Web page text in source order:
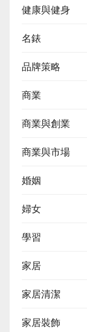
健康與健身
名錶
品牌策略
商業
商業與創業
商業與市場
婚姻
婦女
學習
家居
家居清潔
家居裝飾